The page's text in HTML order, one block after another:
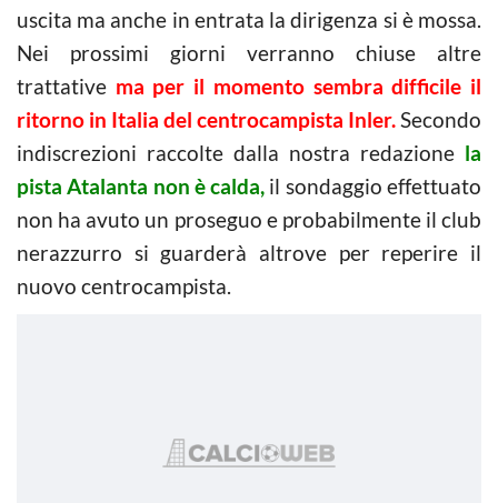
uscita ma anche in entrata la dirigenza si è mossa.
Nei prossimi giorni verranno chiuse altre
trattative ma per il momento sembra difficile il
ritorno in Italia del centrocampista Inler.Secondo
indiscrezioni raccolte dalla nostra redazione la
pista Atalanta non è calda, il sondaggio effettuato
non ha avuto un proseguo e probabilmente il club
nerazzurro si guarderà altrove per reperire il
nuovo centrocampista.